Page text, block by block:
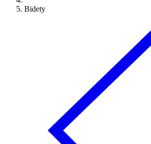
Bidety